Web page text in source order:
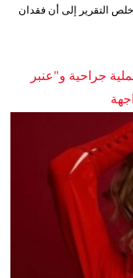
التقرير إلى أن فقدان
جراحية و"عنبر